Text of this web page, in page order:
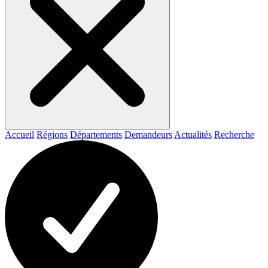
Accueil Régions Départements Demandeurs Actualités Recherche